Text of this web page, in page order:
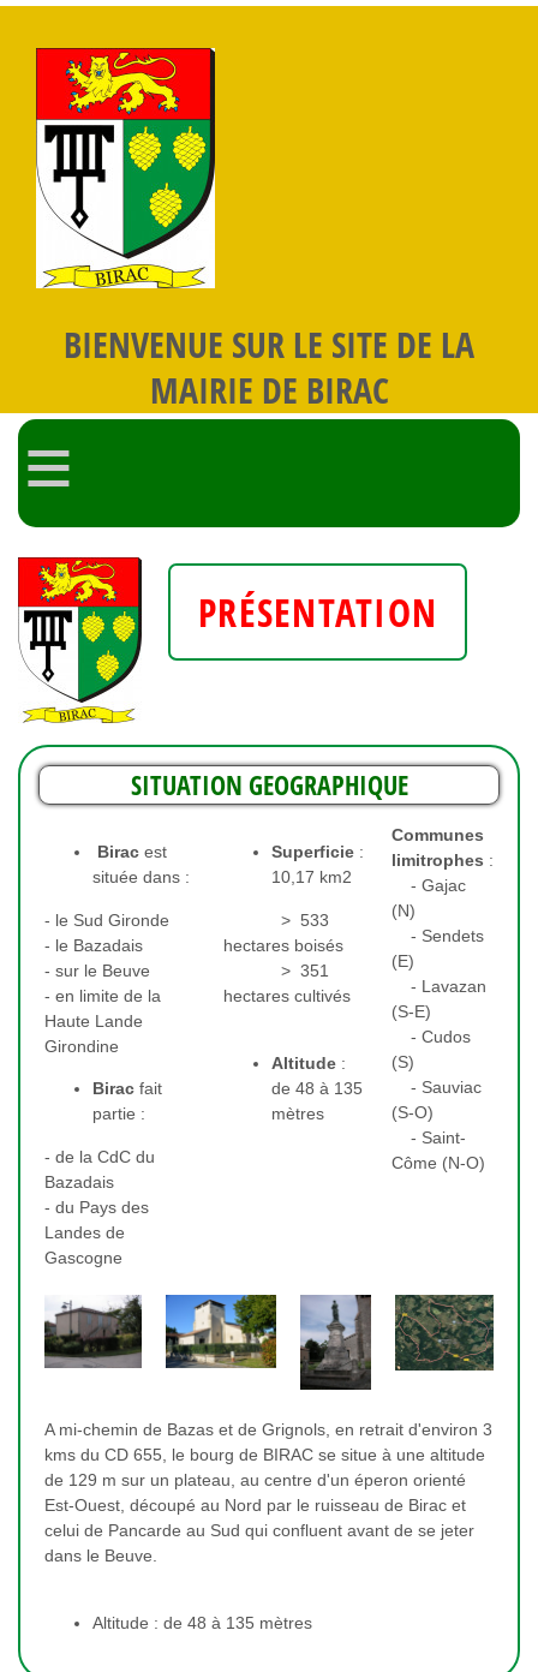
BIENVENUE SUR LE SITE DE LA
MAIRIE DE BIRAC
≡
PRÉSENTATION
SITUATION GEOGRAPHIQUE
Birac est
située dans :
- le Sud Gironde
- le Bazadais
- sur le Beuve
- en limite de la
Haute Lande
Girondine
Birac fait
partie :
- de la CdC du
Bazadais
- du Pays des
Landes de
Gascogne
Superficie :
10,17 km2
> 533
hectares boisés
> 351
hectares cultivés
Altitude :
de 48 à 135
mètres
Communes
limitrophes :
- Gajac
(N)
- Sendets
(E)
- Lavazan
(S-E)
- Cudos
(S)
- Sauviac
(S-O)
- Saint-
Côme (N-O)
A mi-chemin de Bazas et de Grignols, en retrait d'environ 3
kms du CD 655, le bourg de BIRAC se situe à une altitude
de 129 m sur un plateau, au centre d'un éperon orienté
Est-Ouest, découpé au Nord par le ruisseau de Birac et
celui de Pancarde au Sud qui confluent avant de se jeter
dans le Beuve.
Altitude : de 48 à 135 mètres